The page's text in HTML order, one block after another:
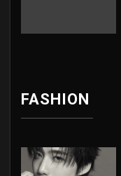
FASHION